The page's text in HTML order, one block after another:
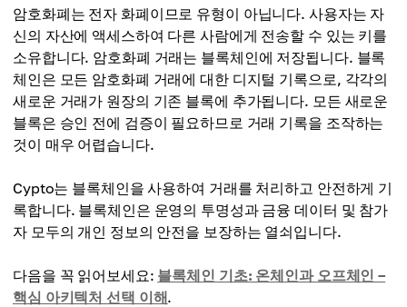
암호화폐는 전자 화폐이므로 유형이 아닙니다. 사용자는 자
신의 자산에 액세스하여 다른 사람에게 전송할 수 있는 키를
소유합니다. 암호화폐 거래는 블록체인에 저장됩니다. 블록
체인은 모든 암호화폐 거래에 대한 디지털 기록으로, 각각의
새로운 거래가 원장의 기존 블록에 추가됩니다. 모든 새로운
블록은 승인 전에 검증이 필요하므로 거래 기록을 조작하는
것이 매우 어렵습니다.
Cypto는 블록체인을 사용하여 거래를 처리하고 안전하게 기
록합니다. 블록체인은 운영의 투명성과 금융 데이터 및 참가
자 모두의 개인 정보의 안전을 보장하는 열쇠입니다.
다음을 꼭 읽어보세요: 블록체인 기초: 온체인과 오프체인 –
핵심 아키텍처 선택 이해.